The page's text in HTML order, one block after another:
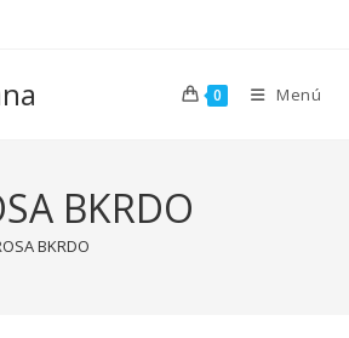
0 Menú
BKRDO
BKRDO